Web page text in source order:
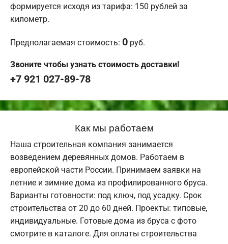
формируется исходя из тарифа: 150 рублей за
километр.
Предполагаемая стоимость: 0 руб.
Звоните чтобы узнать стоимость доставки!
+7 921 027-89-78
Как мы работаем
Наша строительная компания занимается
возведением деревянных домов. Работаем в
европейской части России. Принимаем заявки на
летние и зимние дома из профилированного бруса.
Варианты готовности: под ключ, под усадку. Срок
строительства от 20 до 60 дней. Проекты: типовые,
индивидуальные. Готовые дома из бруса с фото
смотрите в каталоге. Для оплаты строительства